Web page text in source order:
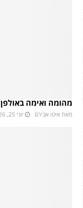
מהומה ואימה
מאת איטו אבירם יוני 25, 2026